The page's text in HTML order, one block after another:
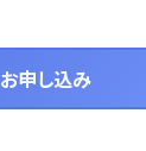
お申し込み